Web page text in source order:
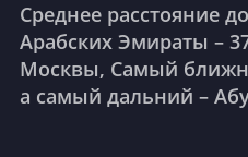
Среднее расстояние
Арабских Эмираты –
Москвы, Самый
а самый дальний –